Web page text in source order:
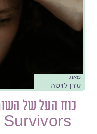
מאת
עדן לויטה
Survivors